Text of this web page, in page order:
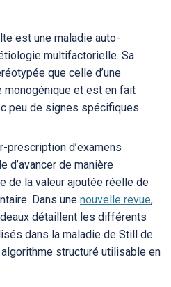
est une maladie auto-
multifactorielle. Sa
que celle d’une
monogénique et est en fait
peu de signes spécifiques.
prescription d’examens
d’avancer de manière
de la valeur ajoutée réelle de
Dans une nouvelle revue,
détaillent les différents
dans la maladie de Still de
structuré utilisable en